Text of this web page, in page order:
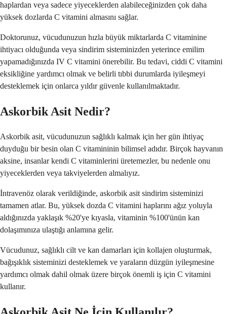
haplardan veya sadece yiyeceklerden alabileceğinizden çok daha
yüksek dozlarda C vitamini almasını sağlar.
Doktorunuz, vücudunuzun hızla büyük miktarlarda C vitaminine
ihtiyacı olduğunda veya sindirim sisteminizden yeterince emilim
yapamadığınızda IV C vitamini önerebilir. Bu tedavi, ciddi C vitamini
eksikliğine yardımcı olmak ve belirli tıbbi durumlarda iyileşmeyi
desteklemek için onlarca yıldır güvenle kullanılmaktadır.
Askorbik Asit Nedir?
Askorbik asit, vücudunuzun sağlıklı kalmak için her gün ihtiyaç
duyduğu bir besin olan C vitamininin bilimsel adıdır. Birçok hayvanın
aksine, insanlar kendi C vitaminlerini üretemezler, bu nedenle onu
yiyeceklerden veya takviyelerden almalıyız.
İntravenöz olarak verildiğinde, askorbik asit sindirim sisteminizi
tamamen atlar. Bu, yüksek dozda C vitamini haplarını ağız yoluyla
aldığınızda yaklaşık %20'ye kıyasla, vitaminin %100'ünün kan
dolaşımınıza ulaştığı anlamına gelir.
Vücudunuz, sağlıklı cilt ve kan damarları için kollajen oluşturmak,
bağışıklık sisteminizi desteklemek ve yaraların düzgün iyileşmesine
yardımcı olmak dahil olmak üzere birçok önemli iş için C vitamini
kullanır.